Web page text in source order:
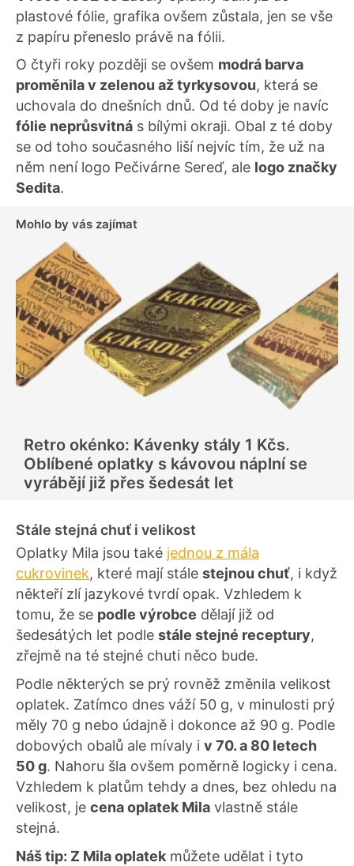
plastové fólie, grafika ovšem zůstala, jen se vše
z papíru přeneslo právě na fólii.
O čtyři roky později se ovšem modrá barva
proměnila v zelenou až tyrkysovou, která se
uchovala do dnešních dnů. Od té doby je navíc
fólie neprůsvitná s bílými okraji. Obal z té doby
se od toho současného liší nejvíc tím, že už na
něm není logo Pečivárne Sereď, ale logo značky
Sedita.
Mohlo by vás zajímat
Retro okénko: Kávenky stály 1 Kčs.
Oblíbené oplatky s kávovou náplní se
vyrábějí již přes šedesát let
Stále stejná chuť i velikost
Oplatky Mila jsou také jednou z mála
cukrovinek, které mají stále stejnou chuť, i když
někteří zlí jazykové tvrdí opak. Vzhledem k
tomu, že se podle výrobce dělají již od
šedesátých let podle stále stejné receptury,
zřejmě na té stejné chuti něco bude.
Podle některých se prý rovněž změnila velikost
oplatek. Zatímco dnes váží 50 g, v minulosti prý
měly 70 g nebo údajně i dokonce až 90 g. Podle
dobových obalů ale mívaly i v 70. a 80 letech
50 g. Nahoru šla ovšem poměrně logicky i cena.
Vzhledem k platům tehdy a dnes, bez ohledu na
velikost, je cena oplatek Mila vlastně stále
stejná.
Náš tip: Z Mila oplatek můžete udělat i tyto